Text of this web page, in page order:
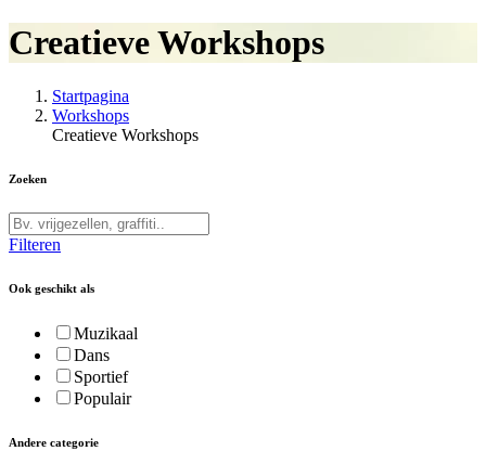
Creatieve Workshops
Startpagina
Workshops
Creatieve Workshops
Zoeken
Filteren
Ook geschikt als
Muzikaal
Dans
Sportief
Populair
Andere categorie